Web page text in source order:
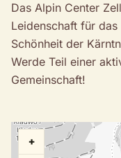
Das Alpin Center
Leidenschaft für
Schönheit der
Werde Teil einer
Gemeinschaft!
+